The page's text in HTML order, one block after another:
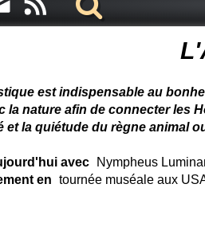
est indispensable au
la nature afin de connecter les
et la quiétude du règne animal
avec
Nympheus
en tournée muséale aux